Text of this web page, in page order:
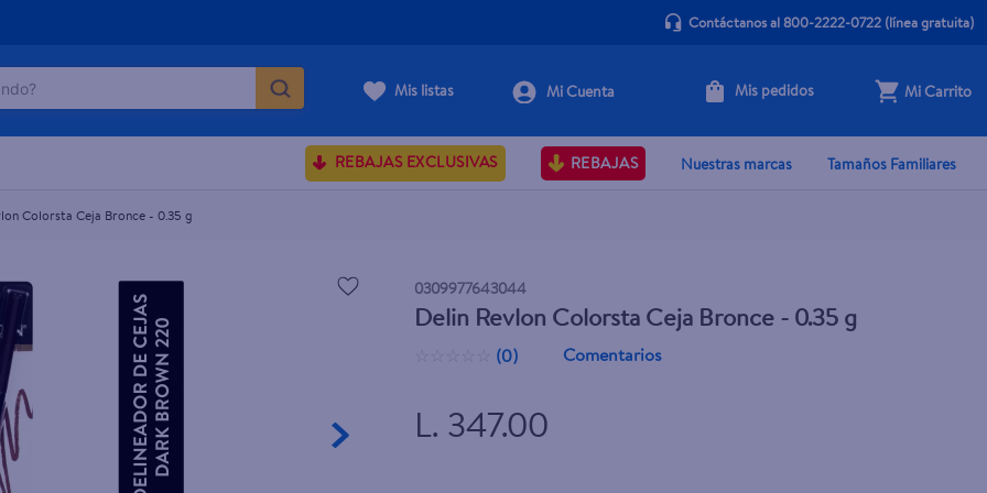
Contáctanos al 800-2222-0722(línea gratuita)
Mis listas Mis pedidos Mi Carrito
REBAJAS EXCLUSIVAS REBAJAS Nuestras marcas Tamaños Familiares
Colorsta Ceja Bronce - 0.35 g
0309977643044
Delin Revlon Colorsta Ceja Bronce - 0.35 g
(0) Comentarios
L. 347.00
+ Agregar
BUSCADOS
dove